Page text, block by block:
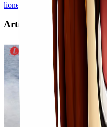
lionel express
pengiriman
Artikel Terkait